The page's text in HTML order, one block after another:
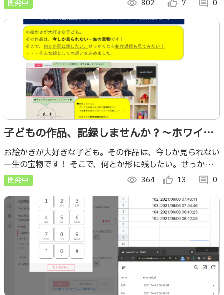
開発中 visibility 802 thumb_up_alt 7 comment 0
子どもの作品、記録しませんか？～ホワイト
ボードでお絵かき～
お絵かきが大好きな子ども。その作品は、今しか見られない
一生の宝物です！ そこで、何とか形に残したい。せっかく
なら制作過程も見てみたい！ そんな親としての想いを込め
ました。
開発中 visibility 364 thumb_up_alt 13 comment 0